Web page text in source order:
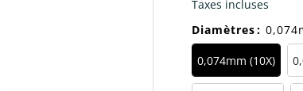
Taxes incluses
Diamètres:
0,074mm (10X)